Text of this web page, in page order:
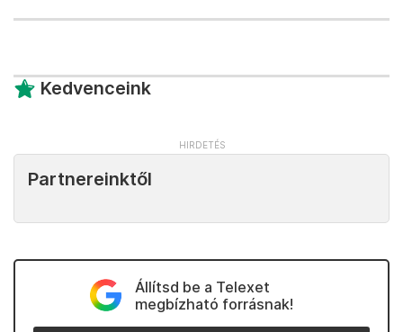
Kedvenceink
Partnereinktől
Állítsd be a Telexet
megbízható forrásnak!